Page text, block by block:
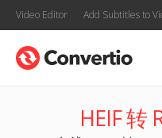
Video Editor Add Subtitles to
HEIF 转